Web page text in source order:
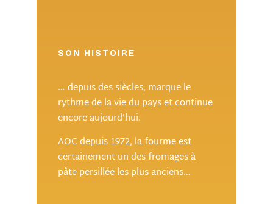
SON HISTOIRE
… depuis des siècles, marque le
rythme de la vie du pays et continue
encore aujourd’hui.
AOC depuis 1972, la fourme est
certainement un des fromages à
pâte persillée les plus anciens…